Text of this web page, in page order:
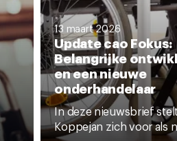
13 maart 2026
Update cao Fokus:
Belangrijke
en een nieuwe
onderhandelaar
In deze nieuwsbrief
Koppejan zich voor als